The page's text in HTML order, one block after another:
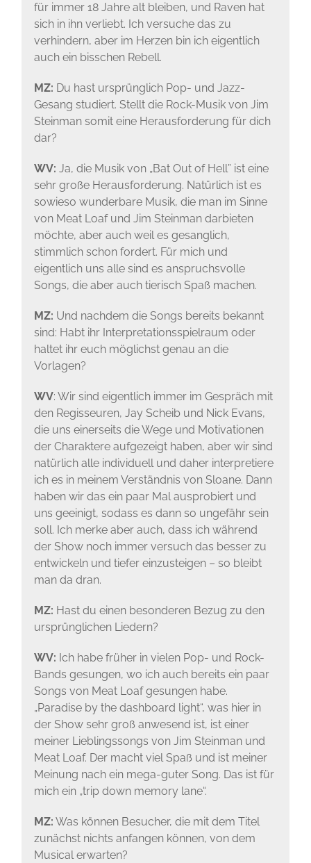
für immer 18 Jahre alt bleiben, und Raven hat
sich in ihn verliebt. Ich versuche das zu
verhindern, aber im Herzen bin ich eigentlich
auch ein bisschen Rebell.
MZ: Du hast ursprünglich Pop- und Jazz-
Gesang studiert. Stellt die Rock-Musik von Jim
Steinman somit eine Herausforderung für dich
dar?
WV: Ja, die Musik von „Bat Out of Hell” ist eine
sehr große Herausforderung. Natürlich ist es
sowieso wunderbare Musik, die man im Sinne
von Meat Loaf und Jim Steinman darbieten
möchte, aber auch weil es gesanglich,
stimmlich schon fordert. Für mich und
eigentlich uns alle sind es anspruchsvolle
Songs, die aber auch tierisch Spaß machen.
MZ: Und nachdem die Songs bereits bekannt
sind: Habt ihr Interpretationsspielraum oder
haltet ihr euch möglichst genau an die
Vorlagen?
WV: Wir sind eigentlich immer im Gespräch mit
den Regisseuren, Jay Scheib und Nick Evans,
die uns einerseits die Wege und Motivationen
der Charaktere aufgezeigt haben, aber wir sind
natürlich alle individuell und daher interpretiere
ich es in meinem Verständnis von Sloane. Dann
haben wir das ein paar Mal ausprobiert und
uns geeinigt, sodass es dann so ungefähr sein
soll. Ich merke aber auch, dass ich während
der Show noch immer versuch das besser zu
entwickeln und tiefer einzusteigen – so bleibt
man da dran.
MZ: Hast du einen besonderen Bezug zu den
ursprünglichen Liedern?
WV: Ich habe früher in vielen Pop- und Rock-
Bands gesungen, wo ich auch bereits ein paar
Songs von Meat Loaf gesungen habe.
„Paradise by the dashboard light“, was hier in
der Show sehr groß anwesend ist, ist einer
meiner Lieblingssongs von Jim Steinman und
Meat Loaf. Der macht viel Spaß und ist meiner
Meinung nach ein mega-guter Song. Das ist für
mich ein „trip down memory lane“.
MZ: Was können Besucher, die mit dem Titel
zunächst nichts anfangen können, von dem
Musical erwarten?